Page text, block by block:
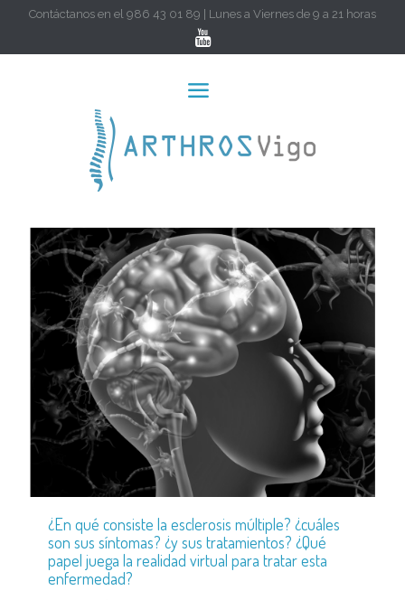
Contáctanos en el 986 43 01 89 | Lunes a Viernes de 9 a 21 horas
¿En qué consiste la esclerosis múltiple? ¿cuáles
son sus síntomas? ¿y sus tratamientos? ¿Qué
papel juega la realidad virtual para tratar esta
enfermedad?